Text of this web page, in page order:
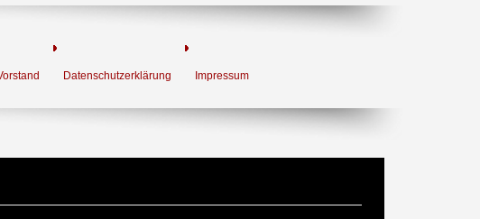
Datenschutzerklärung Impressum